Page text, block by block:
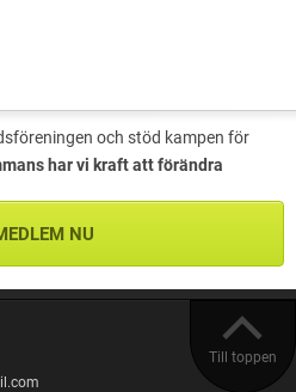
och stöd kampen för
har vi kraft att förändra
NU
Till toppen